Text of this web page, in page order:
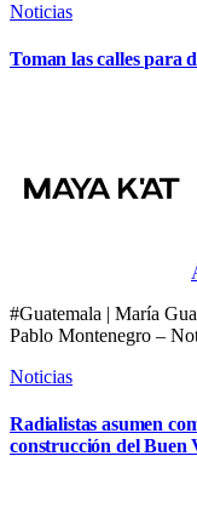
Noticias
Toman las calles para
#Guatemala | María Guarchaj, Marco Antonio Hernández Arévalo y
Pablo Montenegro –
Noticias
Radialistas asumen
construcción del Buen